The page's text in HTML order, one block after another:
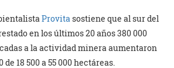
Provita sostiene que al sur del
en los últimos 20 años 380 000
a la actividad minera aumentaron
18 500 a 55 000 hectáreas.